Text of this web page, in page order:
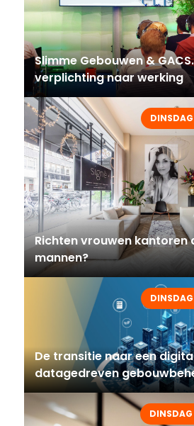
Slimme Gebouwen &
verplichting naar werking
Richten vrouwen kantoren
mannen?
De transitie naar een
datagedreven